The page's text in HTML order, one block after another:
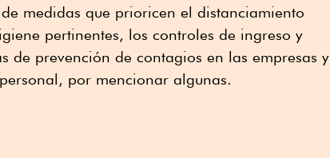
medidas que prioricen el distanciamiento
pertinentes, los controles de ingreso y
de prevención de contagios en las empresas y
por mencionar algunas.